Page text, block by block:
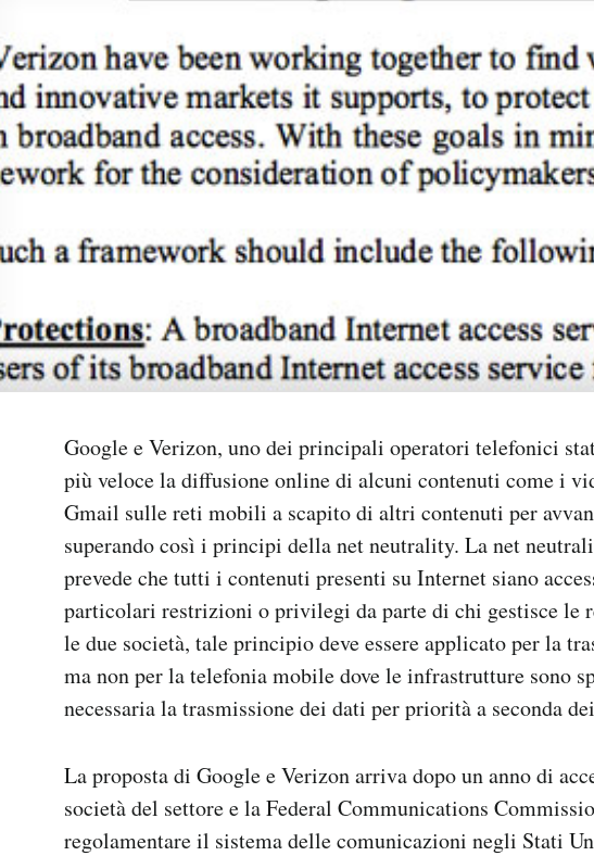
Google e Verizon, uno dei principali operatori telefonici
più veloce la diffusione online di alcuni contenuti come i
Gmail sulle reti mobili a scapito di altri contenuti per
superando così i principi della net neutrality. La net
prevede che tutti i contenuti presenti su Internet siano
particolari restrizioni o privilegi da parte di chi gestisce le
le due società, tale principio deve essere applicato per la
ma non per la telefonia mobile dove le infrastrutture sono
necessaria la trasmissione dei dati per priorità a seconda
La proposta di Google e Verizon arriva dopo un anno di
società del settore e la Federal Communications
regolamentare il sistema delle comunicazioni negli Stati